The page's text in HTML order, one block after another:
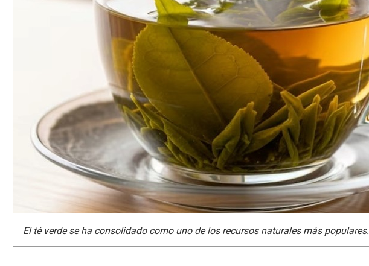
El té verde se ha consolidado como uno de los recursos naturales más populares.